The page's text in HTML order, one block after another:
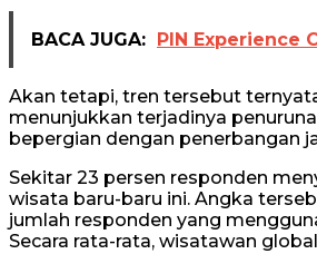
BACA JUGA: PIN Experience
Akan tetapi, tren tersebut
menunjukkan terjadinya
bepergian dengan penerbangan
Sekitar 23 persen responden
wisata baru-baru ini. Angka
jumlah responden yang
Secara rata-rata, wisatawan